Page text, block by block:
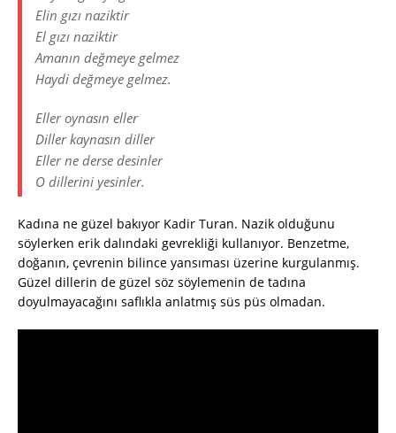
Elin gızı naziktir
El gızı naziktir
Amanın değmeye gelmez
Haydi değmeye gelmez.
Eller oynasın eller
Diller kaynasın diller
Eller ne derse desinler
O dillerini yesinler.
Kadına ne güzel bakıyor Kadir Turan. Nazik olduğunu
söylerken erik dalındaki gevrekliği kullanıyor. Benzetme,
doğanın, çevrenin bilince yansıması üzerine kurgulanmış.
Güzel dillerin de güzel söz söylemenin de tadına
doyulmayacağını saflıkla anlatmış süs püs olmadan.